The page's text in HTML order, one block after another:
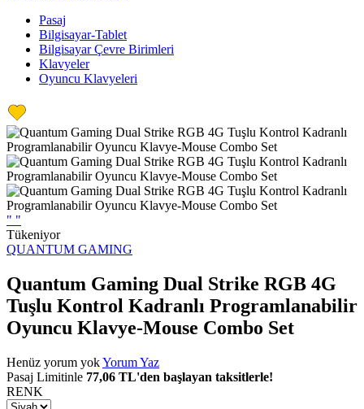
Pasaj
Bilgisayar-Tablet
Bilgisayar Çevre Birimleri
Klavyeler
Oyuncu Klavyeleri
" "
Tükeniyor
QUANTUM GAMING
Quantum Gaming Dual Strike RGB 4G
Tuşlu Kontrol Kadranlı Programlanabilir
Oyuncu Klavye-Mouse Combo Set
Henüz yorum yokYorum Yaz
Pasaj Limitinle 77,06 TL'den başlayan taksitlerle!
RENK